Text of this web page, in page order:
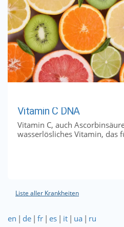
Vitamin C DNA
Vitamin C, auch
wasserlösliches Vitamin, das
Liste aller Krankheiten
en | de | fr | es | it | ua | ru